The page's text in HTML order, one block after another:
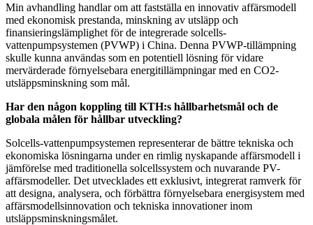
Min avhandling handlar om att fastställa en innovativ affärsmodell
med ekonomisk prestanda, minskning av utsläpp och
finansieringslämplighet för de integrerade solcells-
vattenpumpsystemen (PVWP) i China. Denna PVWP-tillämpning
skulle kunna användas som en potentiell lösning för vidare
mervärderade förnyelsebara energitillämpningar med en CO2-
utsläppsminskning som mål.
Har den någon koppling till KTH:s hållbarhetsmål och de
globala målen för hållbar utveckling?
Solcells-vattenpumpsystemen representerar de bättre tekniska och
ekonomiska lösningarna under en rimlig nyskapande affärsmodell i
jämförelse med traditionella solcellssystem och nuvarande PV-
affärsmodeller. Det utvecklades ett exklusivt, integrerat ramverk för
att designa, analysera, och förbättra förnyelsebara energisystem med
affärsmodellsinnovation och tekniska innovationer inom
utsläppsminskningsmålet.